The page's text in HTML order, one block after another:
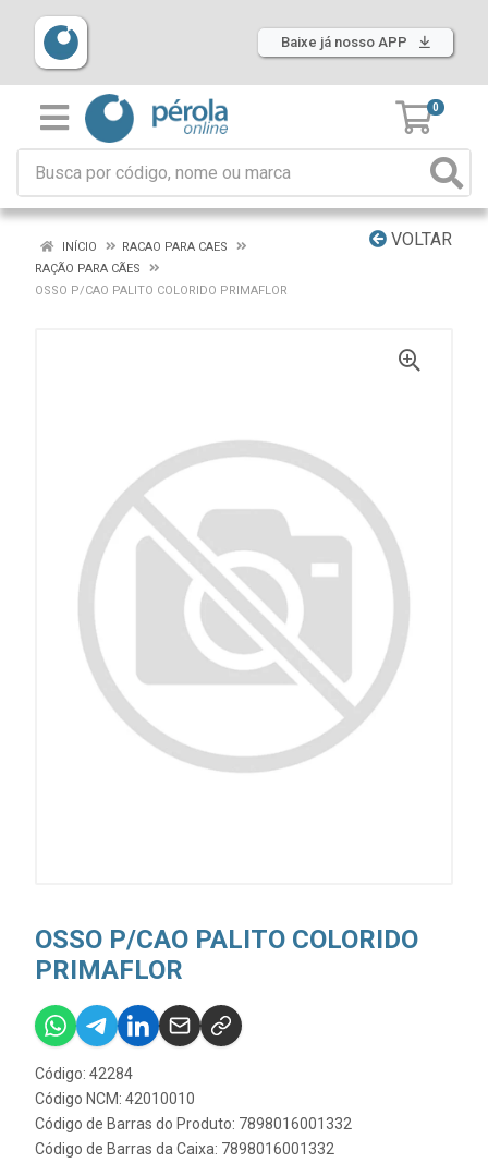
Baixe já nosso APP
0
VOLTAR
INÍCIO
RACAO PARA CAES
RAÇÃO PARA CÃES
OSSO P/CAO PALITO COLORIDO PRIMAFLOR
OSSO P/CAO PALITO COLORIDO
PRIMAFLOR
Código: 42284
Código NCM: 42010010
Código de Barras do Produto: 7898016001332
Código de Barras da Caixa: 7898016001332